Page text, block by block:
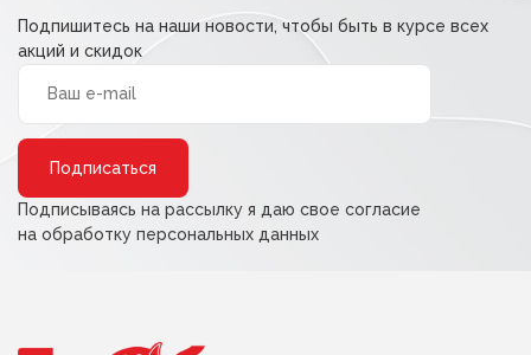
Подпишитесь на наши новости, чтобы быть в курсе всех
акций и скидок
Подписываясь на рассылку я даю свое согласие
на обработку персональных данных